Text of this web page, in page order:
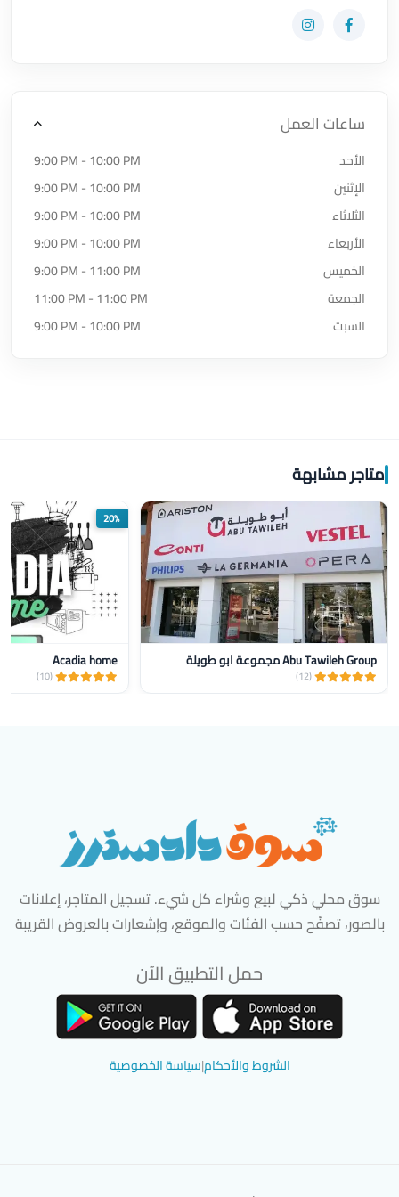
زيارة حساب المتجر على Facebook-f
زيارة حساب المتجر على Instagram
ساعات العمل
الأحد
9:00 PM - 10:00 PM
الإثنين
9:00 PM - 10:00 PM
الثلاثاء
9:00 PM - 10:00 PM
الأربعاء
9:00 PM - 10:00 PM
الخميس
9:00 PM - 11:00 PM
الجمعة
11:00 PM - 11:00 PM
السبت
9:00 PM - 10:00 PM
متاجر مشابهة
Abu Tawileh Group مجموعة ابو طويلة
(12)
20%
Acadia home
(10)
سوق محلي ذكي لبيع وشراء كل شيء. تسجيل المتاجر، إعلانات
بالصور، تصفّح حسب الفئات والموقع، وإشعارات بالعروض القريبة
حمل التطبيق الآن
الشروط والأحكام|سياسة الخصوصية